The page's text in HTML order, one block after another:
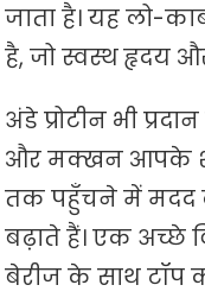
जाता है। यह लो-
है, जो स्वस्थ हृदय
अंडे प्रोटीन भी
और मक्खन आपके
तक पहुँचने में मदद
बढ़ाते हैं। एक अच्छे
बेरीज के साथ टॉप